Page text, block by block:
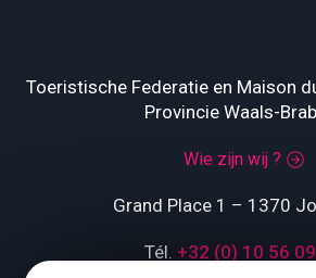
Toeristische Federatie en Maison
Provincie Waals-
Wie zijn wij ?
Grand Place 1 – 1370
Tél. +32 (0) 10 56